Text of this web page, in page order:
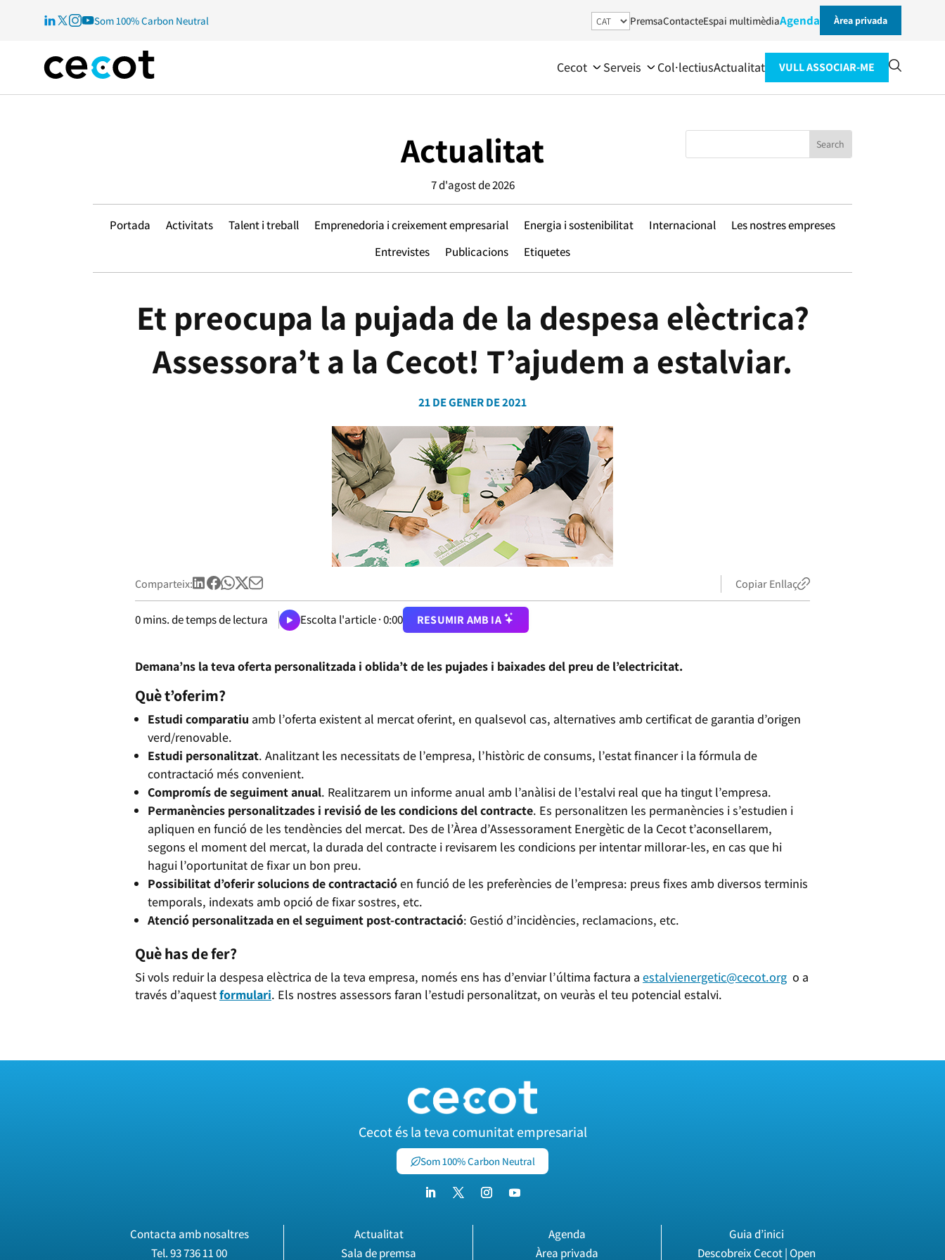
Som 100% Carbon Neutral PremsaContacteEspai multimèdiaAgenda Àrea privada
Cecot Serveis Col·lectiusActualitat VULL ASSOCIAR-ME
Actualitat
7 d'agost de 2026
Portada Activitats Talent i treball Emprenedoria i creixement empresarial Energia i sostenibilitat Internacional
Les nostres empreses
Entrevistes
Publicacions Etiquetes
Et preocupa la pujada de la despesa elèctrica?
Assessora’t a la Cecot! T’ajudem a estalviar.
21 DE GENER DE 2021
Comparteix: Copiar Enllaç
0mins. de temps de lectura Escolta l'article ·0:00 RESUMIR AMB IA
Demana’ns la teva oferta personalitzada i oblida’t de les pujades i baixades del preu de l’electricitat.
Què t’oferim?
Estudi comparatiu amb l’oferta existent al mercat oferint, en qualsevol cas, alternatives amb certificat de garantia d’origen
verd/renovable.
Estudi personalitzat. Analitzant les necessitats de l’empresa, l’històric de consums, l’estat financer i la fórmula de
contractació més convenient.
Compromís de seguiment anual. Realitzarem un informe anual amb l’anàlisi de l’estalvi real que ha tingut l’empresa.
Permanències personalitzades i revisió de les condicions del contracte. Es personalitzen les permanències i s’estudien i
apliquen en funció de les tendències del mercat. Des de l’Àrea d’Assessorament Energètic de la Cecot t’aconsellarem,
segons el moment del mercat, la durada del contracte i revisarem les condicions per intentar millorar-les, en cas que hi
hagui l’oportunitat de fixar un bon preu.
Possibilitat d’oferir solucions de contractacióen funció de les preferències de l’empresa: preus fixes amb diversos terminis
temporals, indexats amb opció de fixar sostres, etc.
Atenció personalitzada en el seguiment post-contractació: Gestió d’incidències, reclamacions, etc.
Què has de fer?
Si vols reduir la despesa elèctrica de la teva empresa, només ens has d’enviar l’última factura a estalvienergetic@cecot.org o a
través d’aquestformulari. Els nostres assessors faran l’estudi personalitzat, on veuràs el teu potencial estalvi.
Cecot és la teva comunitat empresarial
Som 100% Carbon Neutral
Contacta amb nosaltres
Tel.93 736 11 00
Actualitat
Sala de premsa
Agenda
Àrea privada
Guia d’inici
Descobreix Cecot | Open